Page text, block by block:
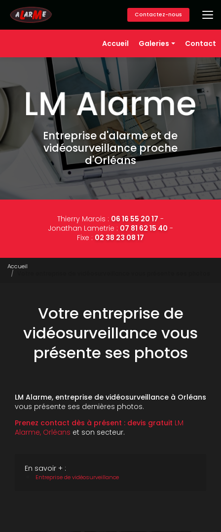
contenu
principal
Accueil
Galeries
Alarme
Vidéosurveillance
Contrôle d'accès
Téléassistance
Domotique
Contact
Contactez-nous
Entreprise d'alarme et de
vidéosurveillance proche
d'Orléans
Thierry Marois : 06 16 55 20 17 -
Jonathan Lametrie : 07 81 62 15 40 -
Fixe : 02 38 23 08 17
Accueil
Votre entreprise de
vidéosurveillance vous
présente ses photos
LM Alarme, entreprise de vidéosurveillance à Orléans
vous présente ses dernières photos.
Prenez contact dès à présent : devis gratuit LM
Alarme, Orléans et son secteur.
En savoir + :
Entreprise de vidéosurveillance